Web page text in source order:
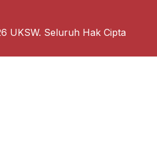
UKSW. Seluruh Hak Cipta